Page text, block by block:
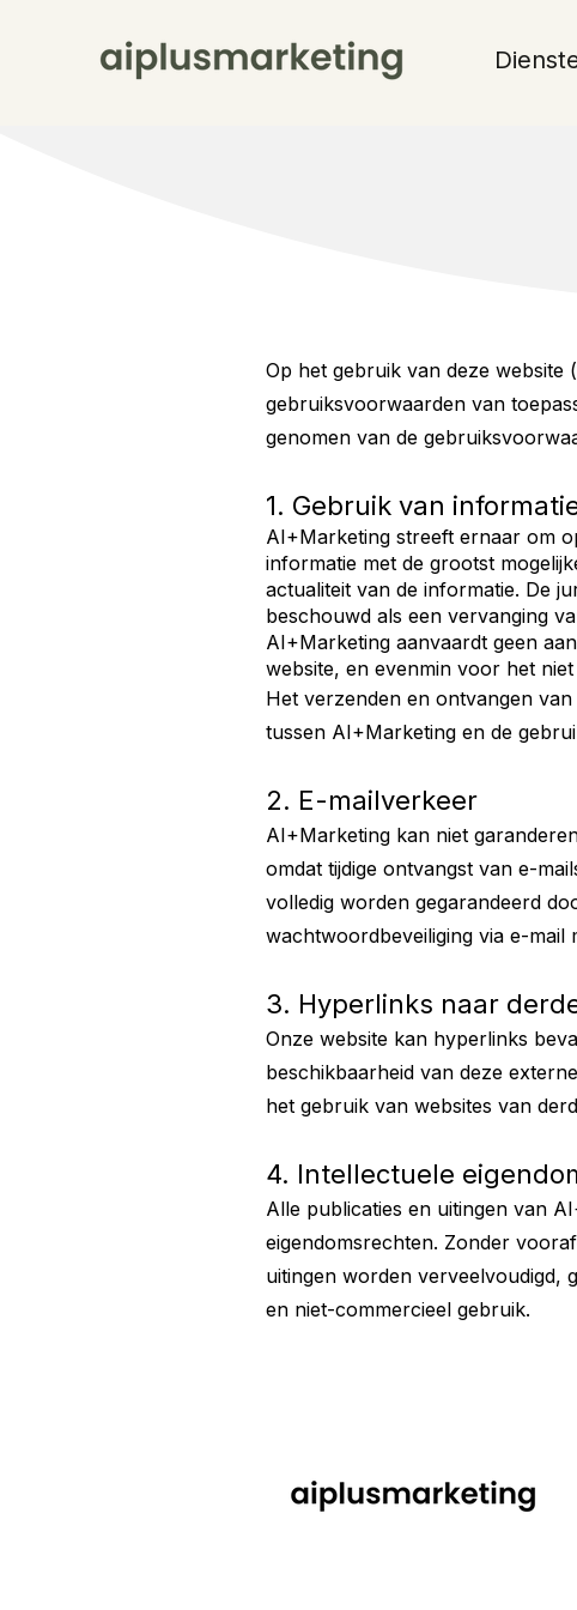
Op het gebruik van deze website (
gebruiksvoorwaarden van
genomen van de
1. Gebruik van
AI+Marketing streeft ernaar om
informatie met de grootst
actualiteit van de informatie. De
beschouwd als een vervanging
AI+Marketing aanvaardt geen
website, en evenmin voor het
Het verzenden en ontvangen
tussen AI+Marketing en de
2. E-mailverkeer
AI+Marketing kan niet
omdat tijdige ontvangst van e-
volledig worden gegarandeerd
wachtwoordbeveiliging via e-
3. Hyperlinks naar
Onze website kan hyperlinks
beschikbaarheid van deze
het gebruik van websites van
4. Intellectuele
Alle publicaties en uitingen van
eigendomsrechten. Zonder
uitingen worden verveelvoudigd,
en niet-commercieel gebruik.